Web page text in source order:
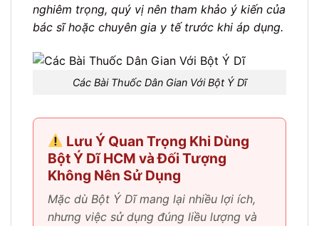
nghiêm trọng, quý vị nên tham khảo ý kiến của
bác sĩ hoặc chuyên gia y tế trước khi áp dụng.
Các Bài Thuốc Dân Gian Với Bột Ý Dĩ
Lưu Ý Quan Trọng Khi Dùng
Bột Ý Dĩ HCM và Đối Tượng
Không Nên Sử Dụng
Mặc dù Bột Ý Dĩ mang lại nhiều lợi ích,
nhưng việc sử dụng đúng liều lượng và